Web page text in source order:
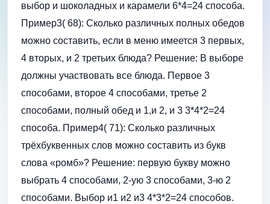
выбор и шоколадных и карамели 6*4=24 способа.
Пример3( 68): Сколько различных полных обедов
можно составить, если в меню имеется 3 первых,
4 вторых, и 2 третьих блюда? Решение: В выборе
должны участвовать все блюда. Первое 3
способами, второе 4 способами, третье 2
способами, полный обед и 1,и 2, и 3 3*4*2=24
способа. Пример4( 71): Сколько различных
трёхбуквенных слов можно составить из букв
слова «ромб»? Решение: первую букву можно
выбрать 4 способами, 2-ую 3 способами, 3-ю 2
способами. Выбор и1 и2 и3 4*3*2=24 способов.